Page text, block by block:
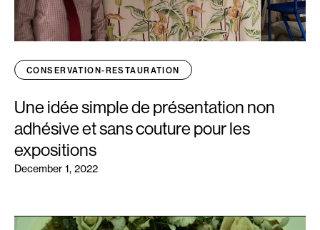
CONSERVATION-RESTAURATION
Une idée simple de présentation non
adhésive et sans couture pour les
expositions
December 1, 2022